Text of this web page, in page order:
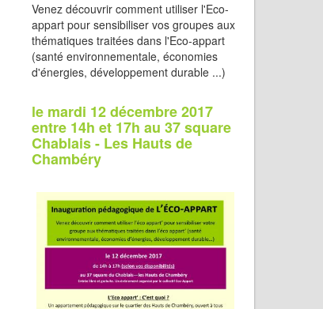
Venez découvrir comment utiliser l'Eco-
appart pour sensibiliser vos groupes aux
thématiques traitées dans l'Eco-appart
(santé environnementale, économies
d'énergies, développement durable ...)
le mardi 12 décembre 2017
entre 14h et 17h au 37 square
Chablais - Les Hauts de
Chambéry